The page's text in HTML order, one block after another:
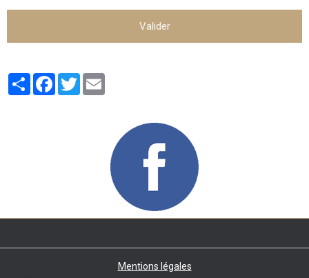
Valider
PartagerFacebook
Twitter
Mentions légales